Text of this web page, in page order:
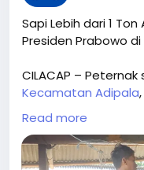
Sapi Lebih dari 1 Ton
Presiden Prabowo
CILACAP –
Kecamatan Adipala
mendapat
kurban Presiden
Iduladha 1447 Hijriah.
Read more